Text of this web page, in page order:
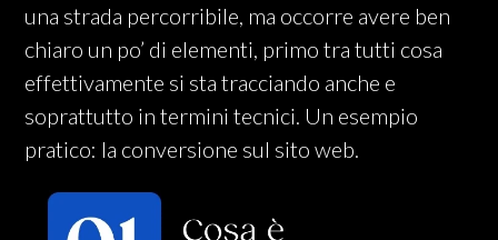
una strada percorribile, ma occorre avere ben
chiaro un po’ di elementi, primo tra tutti cosa
effettivamente si sta tracciando anche e
soprattutto in termini tecnici. Un esempio
pratico: la conversione sul sito web.